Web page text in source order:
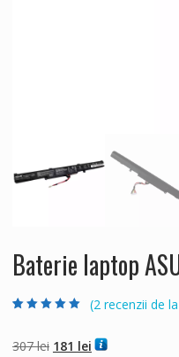
Baterie laptop
evaluări de la
clienți
(2 recenzii de
307lei Prețul
181 leiPrețul